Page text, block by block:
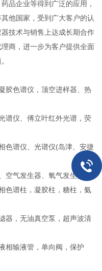
品企业等得到广泛的应用，
他国家，受到广大客户的认
技术与销售上达成长期合作
商，进一步为客户提供全面
胶色谱仪，顶空进样器、热
谱仪、傅立叶红外光谱，荧
色谱仪、光谱仪(岛津、安捷
空气发生器、氧气发生器
色谱柱，凝胶柱，糖柱，氨
器，无油真空泵，超声波清
相输液管，单向阀，保护